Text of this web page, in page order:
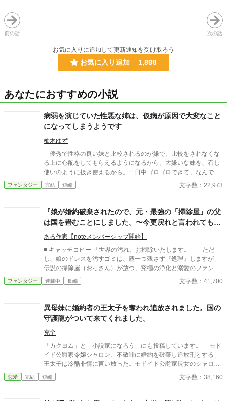
前の話 次の話
お気に入りに追加して更新通知を受け取ろう
お気に入り追加 1,898
あなたにおすすめの小説
病弱を演じていた性悪な姉は、仮病が原因で大変なこと
になってしまうようです
柚木ゆず
優秀で性格の良い妹と比較されるのが嫌で、比較をされなくな
る上に心配をしてもらえるようになるから。大嫌いな妹を、召し
使いのように扱き使えるから。一日中ゴロゴロできて、なんでも
好きな物を買ってもらえるから。 ファデアリア男爵家の長女ジ
ュリアはそんな理由で仮病を使い、可哀想な令嬢を演じて理想的
―。これまで彼女が吐いてきた嘘によって、一変してしまうこと
になるのでした。
ファンタジー 完結 短編 文字数：22,973
『娘が婚約破棄されたので、元・最強の「掃除屋」の父
は国を畳むことにしました。〜今更戻れと言われても、
娘を甘やかすのに忙しいのでお断りです〜』
ある作家【noteメンバーシップ開始】
■ キャッチコピー 「世界の汚れ、お掃除いたします。――ただ
し、娘のドレスを汚すゴミは、塵一つ残さず『処理』しますが」
伝説の掃除屋（おっさん）が放つ、究極の浄化と溺愛のファンタ
ジー！ ■ あらすじ 王立学院の卒業パーティー。辺境伯令嬢セラフ
ィナは、婚約者である第二王子ジュリアンから身に覚えのない罪
周囲の嘲笑に晒される彼女の前に現れたのは、社交界で「無能の
抜け殻」と揶揄されていた父、アラリックだった。 だが、彼の正
体はかつて暗部で伝説と謳われた最強の「掃除屋（クリーナ
ー）」。 娘を傷つけた国に愛想を尽かしたアラリックは、長年維
持してきた国防の結界をその場で「辞職（清掃）」し、愛娘を連
れて沈黙の森へと隠居する。 父から教わる「掃除」という名の超
常技術を通じ、セラフィナは世界の「淀み」を磨き上げる真の才
能を開花させていく。一方で、守護を失った王国は急速に腐敗
し、滅びの路を辿ることに。 かつての仲間である伝説の清掃員た
ファンタジー 連載中 長編 文字数：41,700
異母妹に婚約者の王太子を奪われ追放されました。国の
守護龍がついて来てくれました。
克全
「カクヨム」と「小説家になろう」にも投稿しています。 「モド
イド公爵家令嬢シャロン、不敬罪に婚約を破棄し追放刑とする」
王太子は冷酷非情に言い放った。モドイド公爵家長女のシャロン
は、半妹ジェスナに陥れられた。いや、家族全員に裏切られた。
シャロンは先妻ロージーの子供だったが、ロージーはモドイド公
恋愛 完結 短編 文字数：38,160